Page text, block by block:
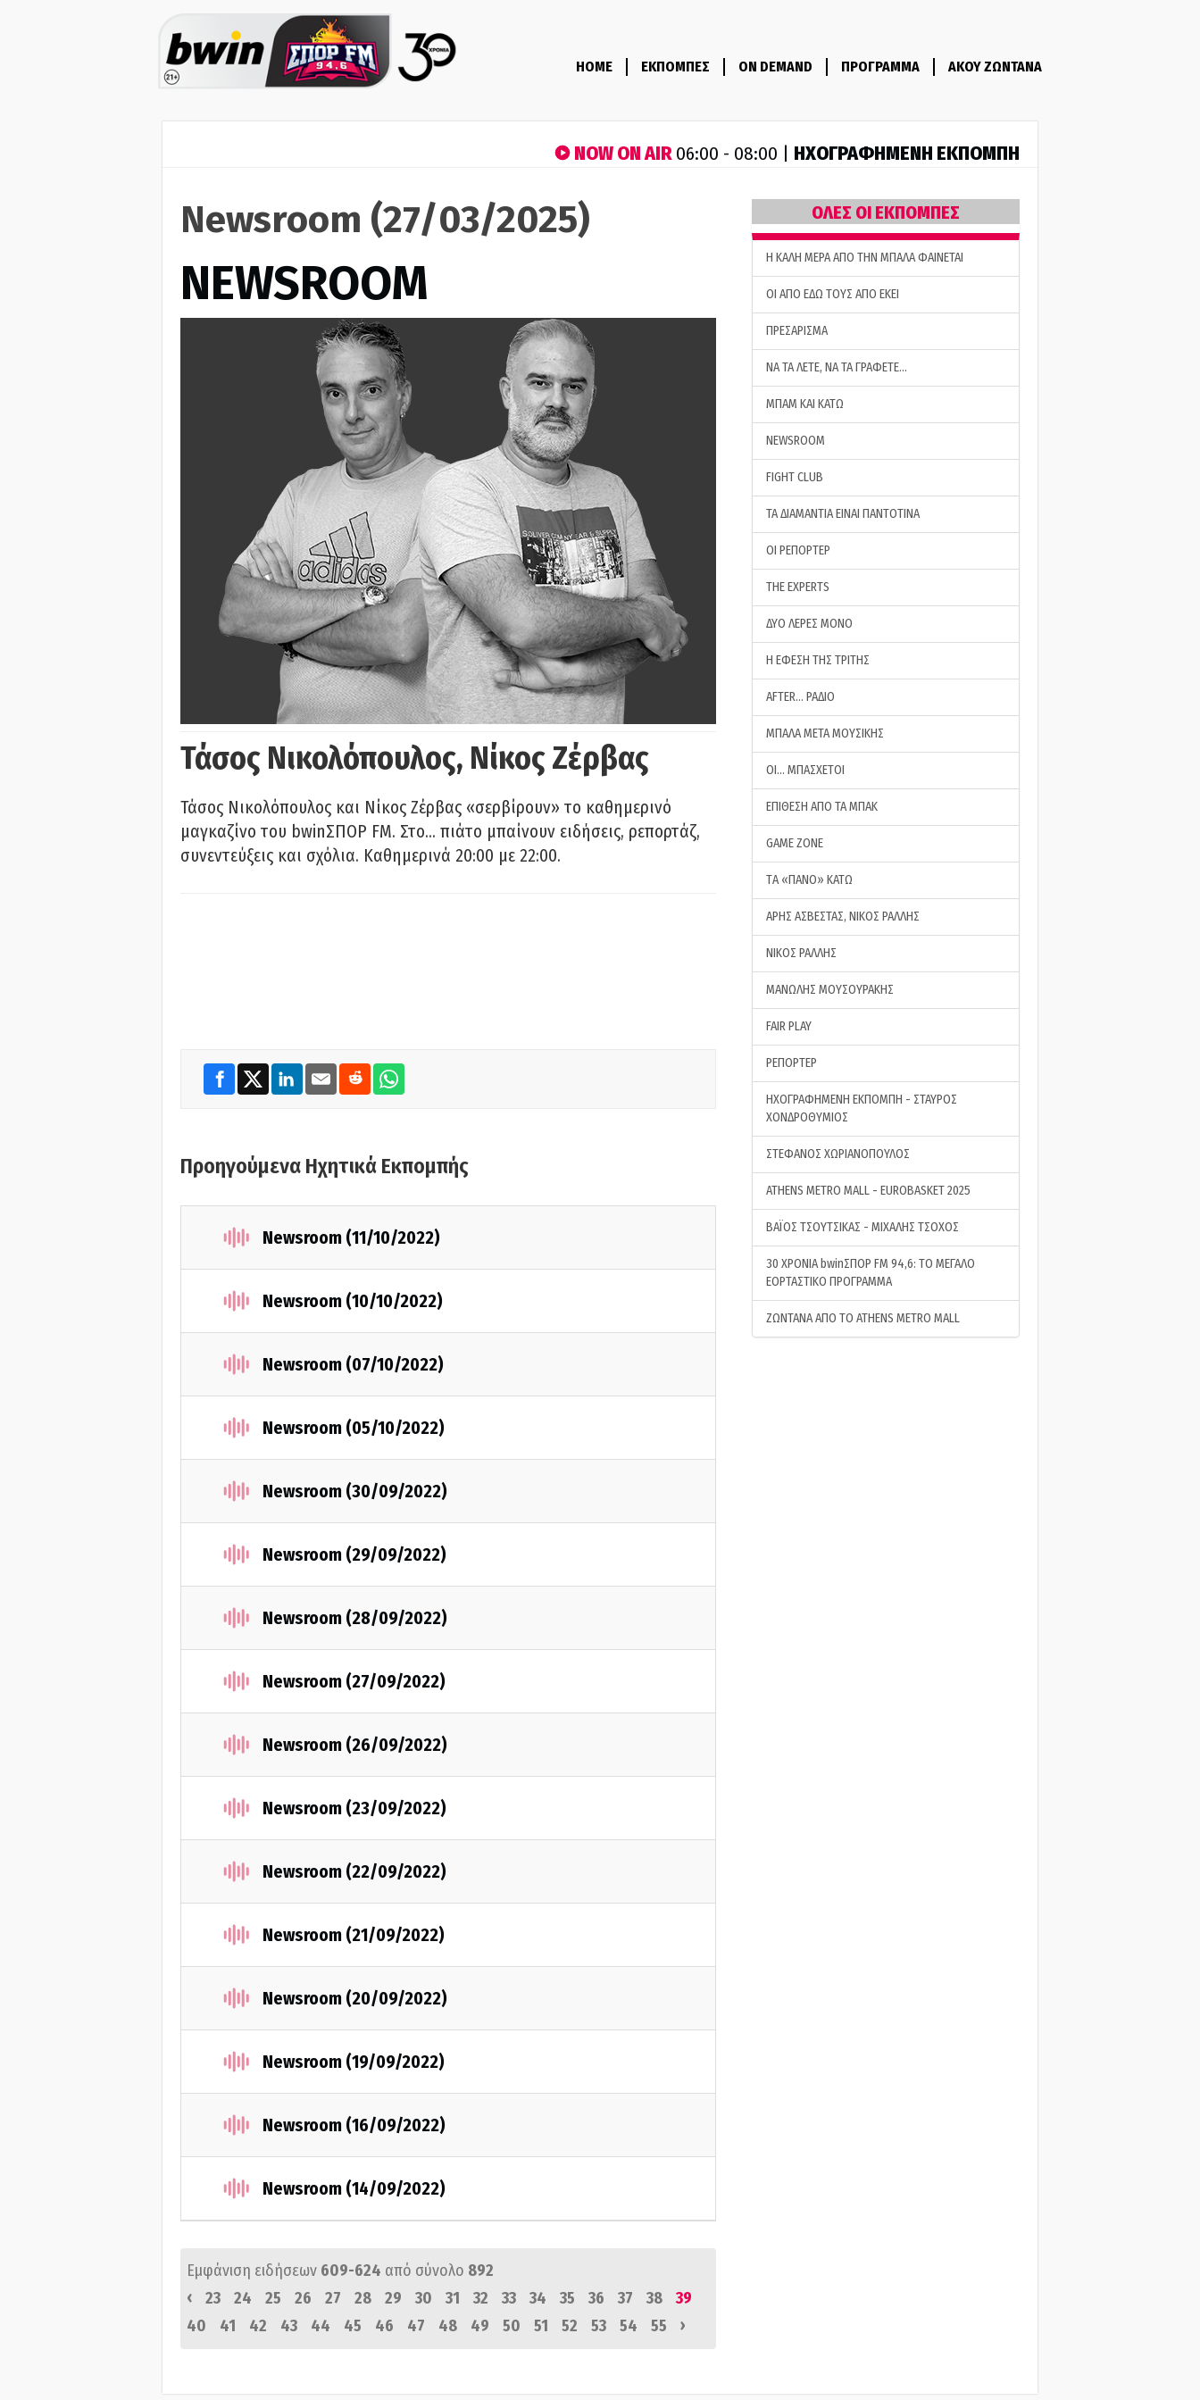
HOME ΕΚΠΟΜΠΕΣ ON DEMAND ΠΡΟΓΡΑΜΜΑ ΑΚΟΥ ΖΩΝΤΑΝΑ
NOW ON AIR06:00 - 08:00 | ΗΧΟΓΡΑΦΗΜΕΝΗ ΕΚΠΟΜΠΗ
Newsroom (27/03/2025)
NEWSROOM
Τάσος Νικολόπουλος, Νίκος Ζέρβας
Τάσος Νικολόπουλος και Νίκος Ζέρβας «σερβίρουν» το καθημερινό
μαγκαζίνο του bwinΣΠΟΡ FM. Στο… πιάτο μπαίνουν ειδήσεις, ρεπορτάζ,
συνεντεύξεις και σχόλια. Καθημερινά 20:00 με 22:00.
Προηγούμενα Ηχητικά Εκπομπής
Newsroom (11/10/2022)
Newsroom (10/10/2022)
Newsroom (07/10/2022)
Newsroom (05/10/2022)
Newsroom (30/09/2022)
Newsroom (29/09/2022)
Newsroom (28/09/2022)
Newsroom (27/09/2022)
Newsroom (26/09/2022)
Newsroom (23/09/2022)
Newsroom (22/09/2022)
Newsroom (21/09/2022)
Newsroom (20/09/2022)
Newsroom (19/09/2022)
Newsroom (16/09/2022)
Newsroom (14/09/2022)
Εμφάνιση ειδήσεων 609-624 από σύνολο 892
‹
23 24 25 26 27 28 29 30 31 32 33 34 35 36 37 38
39
40
41 42 43 44 45 46 47 48 49 50 51 52 53 54 55 ›
ΟΛΕΣ ΟΙ ΕΚΠΟΜΠΕΣ
H ΚΑΛΗ ΜΕΡΑ ΑΠΟ ΤΗΝ ΜΠΑΛΑ ΦΑΙΝΕΤΑΙ
ΟΙ ΑΠΟ ΕΔΩ ΤΟΥΣ ΑΠΟ ΕΚΕΙ
ΠΡΕΣΑΡΙΣΜΑ
ΝΑ ΤΑ ΛΕΤΕ, ΝΑ ΤΑ ΓΡΑΦΕΤΕ…
ΜΠΑΜ ΚΑΙ ΚΑΤΩ
NEWSROOM
FIGHT CLUB
ΤΑ ΔΙΑΜΑΝΤΙΑ ΕΙΝΑΙ ΠΑΝΤΟΤΙΝΑ
ΟΙ ΡΕΠΟΡΤΕΡ
THE EXPERTS
ΔΥΟ ΛΕΡΕΣ ΜΟΝΟ
Η ΕΦΕΣΗ ΤΗΣ ΤΡΙΤΗΣ
AFTER… ΡΑΔΙΟ
ΜΠΑΛΑ ΜΕΤΑ ΜΟΥΣΙΚΗΣ
ΟΙ… ΜΠΑΣΧΕΤΟΙ
ΕΠΙΘΕΣΗ ΑΠΟ ΤΑ ΜΠΑΚ
GAME ZONE
ΤA «ΠΑΝΟ» ΚΑΤΩ
ΑΡΗΣ ΑΣΒΕΣΤΑΣ, ΝΙΚΟΣ ΡΑΛΛΗΣ
ΝΙΚΟΣ ΡΑΛΛΗΣ
ΜΑΝΩΛΗΣ ΜΟΥΣΟΥΡΑΚΗΣ
FAIR PLAY
ΡΕΠΟΡΤΕΡ
ΗΧΟΓΡΑΦΗΜΕΝΗ ΕΚΠΟΜΠΗ - ΣΤΑΥΡΟΣ
ΧΟΝΔΡΟΘΥΜΙΟΣ
ΣΤΕΦΑΝΟΣ ΧΩΡΙΑΝΟΠΟΥΛΟΣ
ATHENS METRO MALL - EUROBASKET 2025
ΒΑΪΟΣ ΤΣΟΥΤΣΙΚΑΣ - ΜΙΧΑΛΗΣ ΤΣΟΧΟΣ
30 ΧΡΟΝΙΑ bwinΣΠΟΡ FM 94,6: ΤΟ ΜΕΓΑΛΟ
ΕΟΡΤΑΣΤΙΚΟ ΠΡΟΓΡΑΜΜΑ
ΖΩΝΤΑΝΑ ΑΠΟ ΤΟ ATHENS METRO MALL